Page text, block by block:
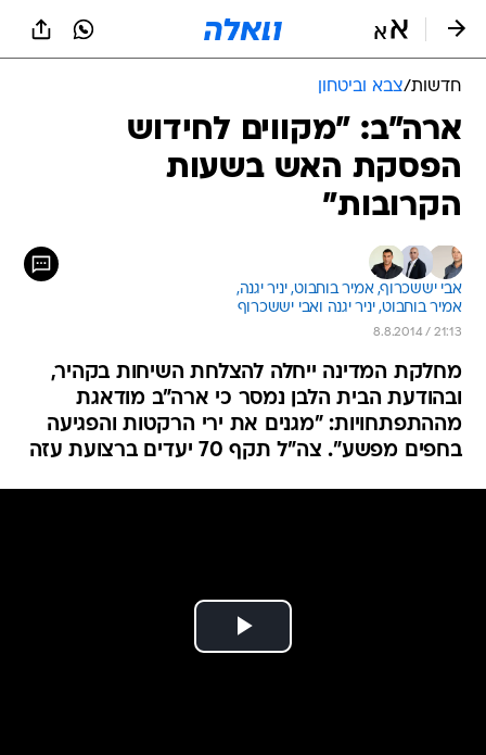
חדשות/צבא וביטחון
ארה"ב: "מקווים לחידוש
הפסקת האש בשעות
הקרובות"
אבי יששכרוף, אמיר בוחבוט, יניר יגנה,
אמיר בוחבוט, יניר יגנה ואבי יששכרוף
8.8.2014 / 21:13
מחלקת המדינה ייחלה להצלחת השיחות בקהיר,
ובהודעת הבית הלבן נמסר כי ארה"ב מודאגת
מההתפתחויות: "מגנים את ירי הרקטות והפגיעה
בחפים מפשע". צה"ל תקף 70 יעדים ברצועת עזה